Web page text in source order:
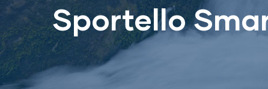
Sportello